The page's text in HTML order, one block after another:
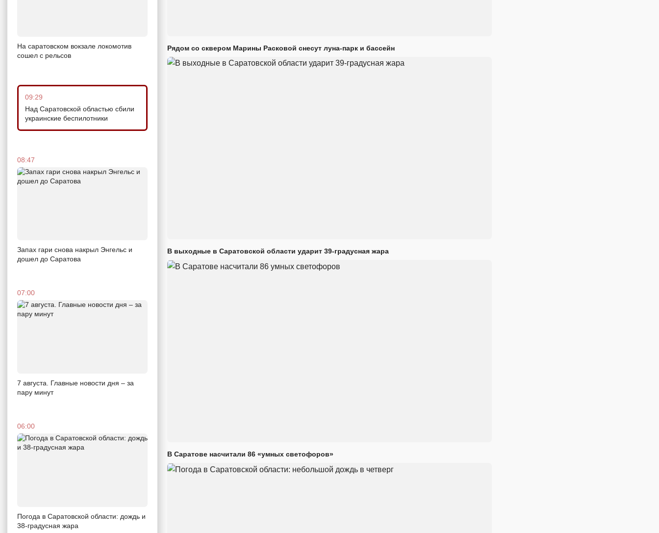
На саратовском вокзале локомотив
сошел с рельсов
09:29
Над Саратовской областью сбили
украинские беспилотники
08:47
Запах гари снова накрыл Энгельс и
дошел до Саратова
07:00
7 августа. Главные новости дня – за
пару минут
06:00
Погода в Саратовской области: дождь и
38-градусная жара
Рядом со сквером Марины Расковой снесут луна-парк и бассейн
В выходные в Саратовской области ударит 39-градусная жара
В Саратове насчитали 86 «умных светофоров»